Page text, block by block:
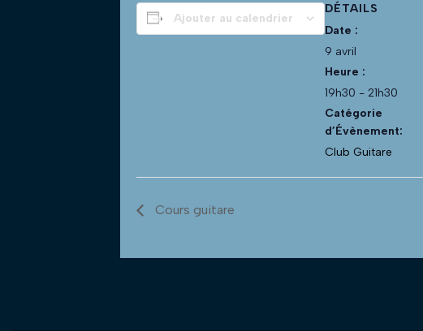
Ajouter au calendrier
DÉTAILS
Date :
9 avril
Heure :
19h30 - 21h30
Catégorie
d’Évènement:
Club Guitare
Cours guitare